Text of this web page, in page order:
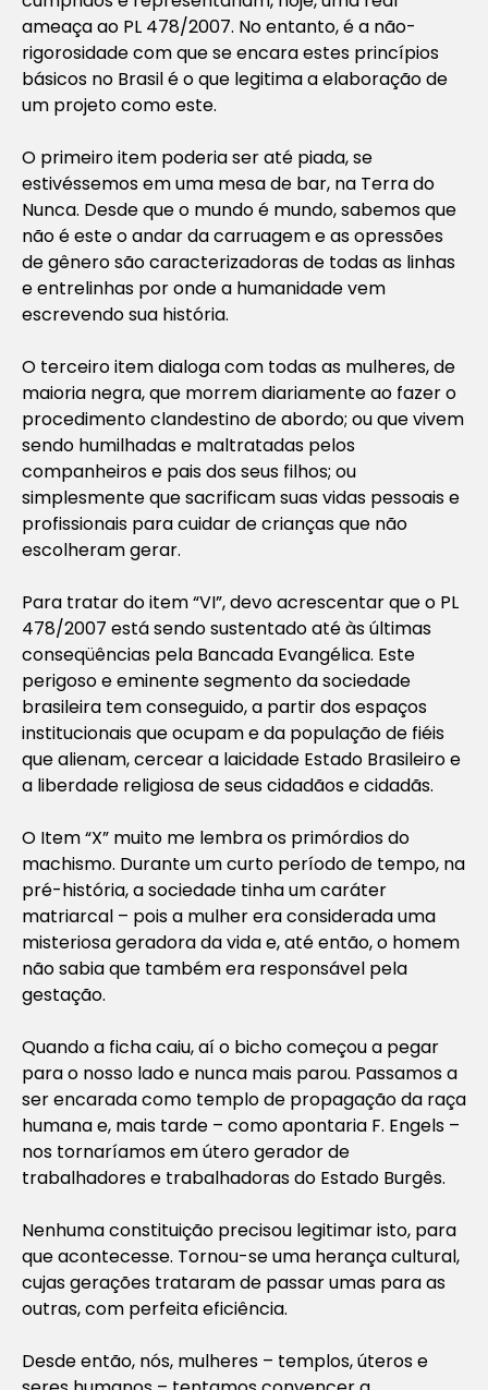
ameaça ao PL 478/2007. No entanto, é a não-
rigorosidade com que se encara estes princípios
básicos no Brasil é o que legitima a elaboração de
um projeto como este.
O primeiro item poderia ser até piada, se
estivéssemos em uma mesa de bar, na Terra do
Nunca. Desde que o mundo é mundo, sabemos que
não é este o andar da carruagem e as opressões
de gênero são caracterizadoras de todas as linhas
e entrelinhas por onde a humanidade vem
escrevendo sua história.
O terceiro item dialoga com todas as mulheres, de
maioria negra, que morrem diariamente ao fazer o
procedimento clandestino de abordo; ou que vivem
sendo humilhadas e maltratadas pelos
companheiros e pais dos seus filhos; ou
simplesmente que sacrificam suas vidas pessoais e
profissionais para cuidar de crianças que não
escolheram gerar.
Para tratar do item “VI”, devo acrescentar que o PL
478/2007 está sendo sustentado até às últimas
conseqüências pela Bancada Evangélica. Este
perigoso e eminente segmento da sociedade
brasileira tem conseguido, a partir dos espaços
institucionais que ocupam e da população de fiéis
que alienam, cercear a laicidade Estado Brasileiro e
a liberdade religiosa de seus cidadãos e cidadãs.
O Item “X” muito me lembra os primórdios do
machismo. Durante um curto período de tempo, na
pré-história, a sociedade tinha um caráter
matriarcal – pois a mulher era considerada uma
misteriosa geradora da vida e, até então, o homem
não sabia que também era responsável pela
gestação.
Quando a ficha caiu, aí o bicho começou a pegar
para o nosso lado e nunca mais parou. Passamos a
ser encarada como templo de propagação da raça
humana e, mais tarde – como apontaria F. Engels –
nos tornaríamos em útero gerador de
trabalhadores e trabalhadoras do Estado Burgês.
Nenhuma constituição precisou legitimar isto, para
que acontecesse. Tornou-se uma herança cultural,
cujas gerações trataram de passar umas para as
outras, com perfeita eficiência.
Desde então, nós, mulheres – templos, úteros e